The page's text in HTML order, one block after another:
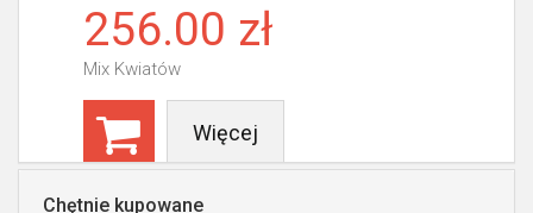
256.00 zł
Mix Kwiatów
Więcej
Chętnie kupowane